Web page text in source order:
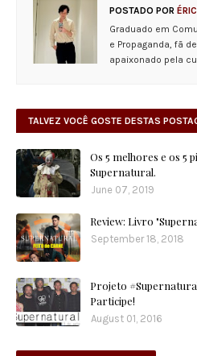
POSTADO POR
Graduado em
e Propaganda, fã
apaixonado pela
TALVEZ VOCÊ GOSTE DESTAS
Os 5 melhores e os 5
Supernatural.
June 07, 2019
Review: Livro
September 18, 2018
Projeto
Participe!
August 01, 2016